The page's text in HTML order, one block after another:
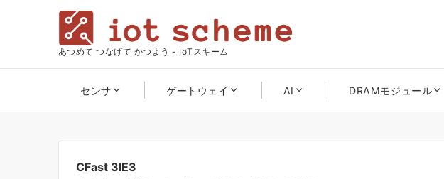
あつめて つなげて かつよう - IoTスキーム
センサ ゲートウェイ AI DRAMモジュール
CFast 3IE3